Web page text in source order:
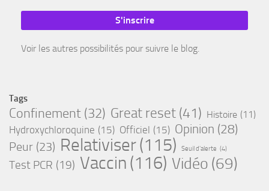
Voir les autres possibilités pour suivre le blog.
Tags
Confinement (32) Great reset (41) Histoire (11)
Hydroxychloroquine (15) Officiel (15) Opinion (28)
Peur (23) Relativiser(115) Seuil d'alerte (4)
Test PCR (19) Vaccin (116) Vidéo (69)